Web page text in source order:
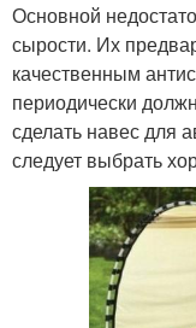
Основной
сырости. Их
качественным
периодически
сделать навес для
следует выбрать